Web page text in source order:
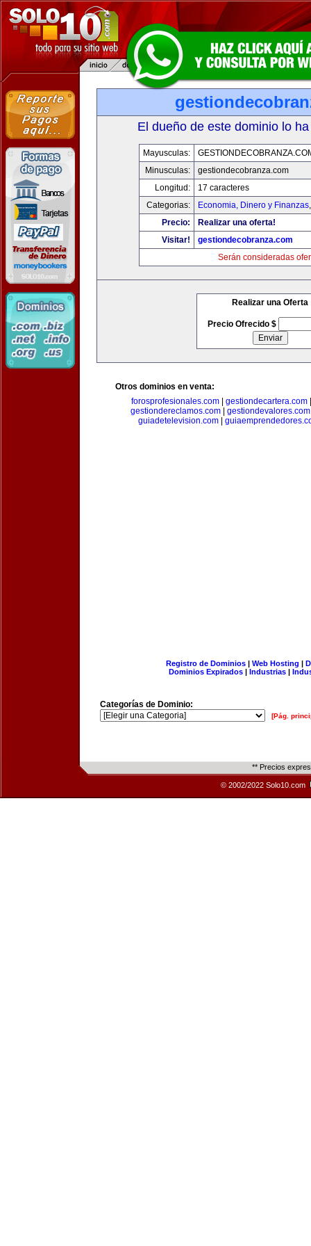
El dueño de este dominio lo
Mayusculas:
Minusculas:
gestiondecobranza.com
Longitud:
17 caracteres
Categorias:
Economia, Dinero y Finanzas
Precio:
Realizar una oferta!
Visitar!
gestiondecobranza.com
Serán consideradas
Realizar una Oferta
Precio Ofrecido $
Otros dominios en venta:
forosprofesionales.com
gestiondecartera.com
gestiondereclamos.com| gestiondevalores.com
guiadetelevision.com
Registro de Dominios| Web Hosting |
Dominios Expirados | Industrias |
Categorías de Dominio:
[Pág.
** Precios
© 2002/2022 Solo10.com